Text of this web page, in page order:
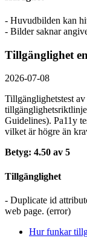
- Huvudbilden kan
- Bilder saknar
Tillgänglighet
2026-07-08
Tillgänglighetstest
Guidelines). Pa11y
vilket är högre än
Betyg: 4.50 av 5
Tillgänglighet
- Duplicate id
web page. (error)
Hur funkar